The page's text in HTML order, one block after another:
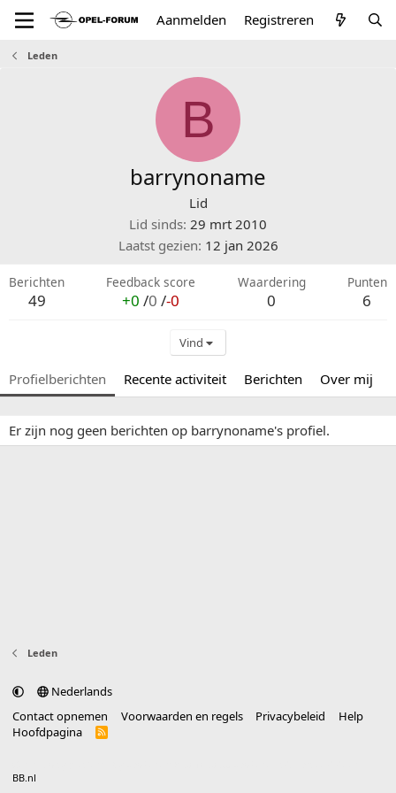
Aanmelden Registreren
Leden
B
barrynoname
Lid
Lid sinds 29 mrt 2010
Laatst gezien 12 jan 2026
Berichten
49
Feedback score
+0 /0 /-0
Waardering
0
Punten
6
Vind
Profielberichten Recente activiteit Berichten Over mij
Er zijn nog geen berichten op barrynoname's profiel.
Leden
Nederlands
Contact opnemen
Voorwaarden en regels Privacybeleid
Help
Hoofdpagina
R
BB.nl